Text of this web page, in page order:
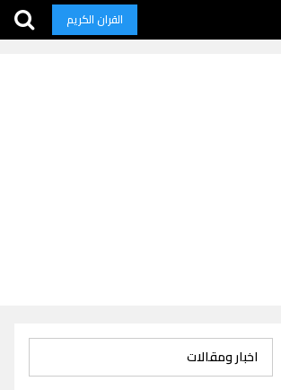
القران الكريم
اخبار ومقالات